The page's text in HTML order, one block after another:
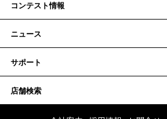
コンテスト情報
ニュース
サポート
店舗検索